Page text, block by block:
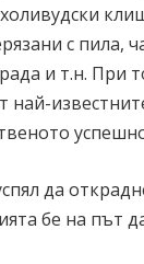
с пила,
и т.н. При
най-
да
бе на път